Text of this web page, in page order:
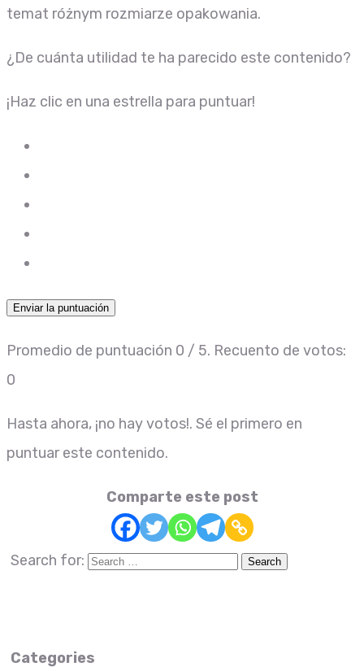
temat różnym rozmiarze opakowania.
¿De cuánta utilidad te ha parecido este contenido?
¡Haz clic en una estrella para puntuar!
Enviar la puntuación
Promedio de puntuación 0 / 5. Recuento de votos:
0
Hasta ahora, ¡no hay votos!. Sé el primero en
puntuar este contenido.
Comparte este post
Search for:
Categories